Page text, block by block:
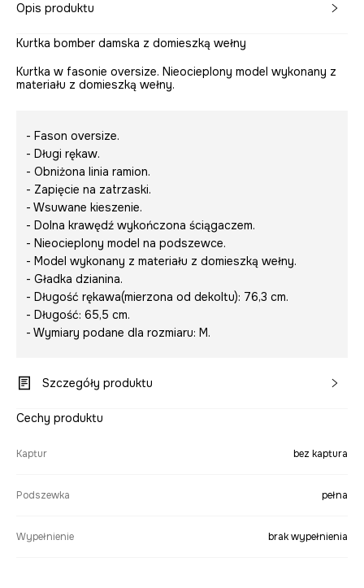
Opis produktu
Kurtka bomber damska z domieszką wełny
Kurtka w fasonie oversize. Nieocieplony model wykonany z
materiału z domieszką wełny.
- Fason oversize.
- Długi rękaw.
- Obniżona linia ramion.
- Zapięcie na zatrzaski.
- Wsuwane kieszenie.
- Dolna krawędź wykończona ściągaczem.
- Nieocieplony model na podszewce.
- Model wykonany z materiału z domieszką wełny.
- Gładka dzianina.
- Długość rękawa(mierzona od dekoltu): 76,3 cm.
- Długość: 65,5 cm.
- Wymiary podane dla rozmiaru: M.
Szczegóły produktu
Cechy produktu
Kaptur bez kaptura
Podszewka pełna
Wypełnienie brak wypełnienia